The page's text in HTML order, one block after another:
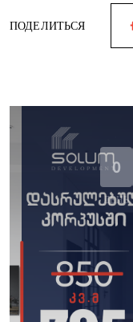
ПОДЕЛИТЬСЯ
0
ДЕНЬ